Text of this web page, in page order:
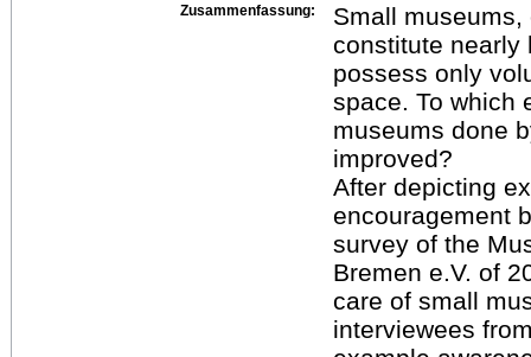
Zusammenfassung:
Small
constitute nearly
possess only
space. To which
museums done
improved?
After depicting
encouragement
survey of the
Bremen e.V. of
care of small
interviewees